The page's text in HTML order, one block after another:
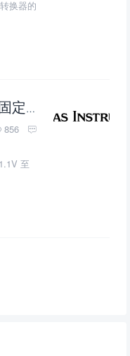
换器的
SN74LXC1T14——单通道固定方向反相 1.1V 至 5.5V 电压电平转换器
856
至